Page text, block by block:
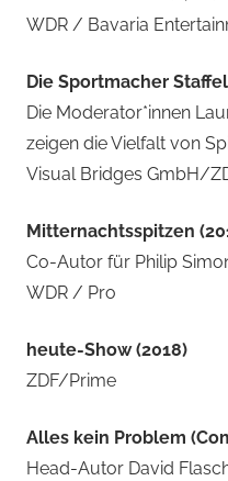
WDR / Bavaria
Die Sportmacher
Die Moderator*innen
zeigen die Vielfalt von
Visual Bridges GmbH/
Mitternachtsspitzen
Co-Autor für Philip
WDR / Pro
heute-Show (2018)
ZDF/Prime
Alles kein Problem
Head-Autor David